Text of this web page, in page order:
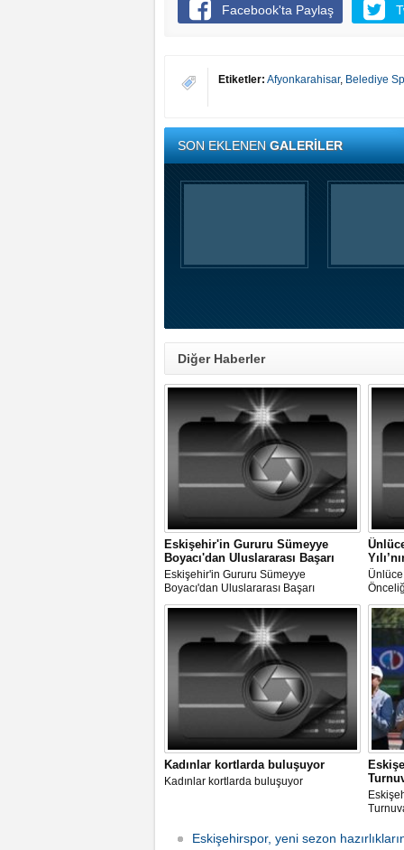
Facebook'ta Paylaş
Etiketler: Afyonkarahisar, Belediye
SON EKLENENGALERİLER
Diğer Haberler
Eskişehir'in Gururu Sümeyye
Boyacı'dan Uluslararası Başarı
Eskişehir'in Gururu Sümeyye
Boyacı'dan Uluslararası Başarı
Kadınlar kortlarda buluşuyor
Kadınlar kortlarda buluşuyor
Eskişehirspor, yeni sezon